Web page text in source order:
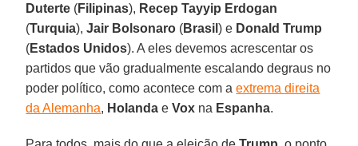
Duterte (Filipinas), Recep Tayyip Erdogan
(Turquia),Jair Bolsonaro (Brasil) e Donald Trump
(Estados Unidos). A eles devemos acrescentar os
partidos que vão gradualmente escalando degraus no
poder político, como acontece com aextrema direita
da Alemanha, Holanda eVox na Espanha.